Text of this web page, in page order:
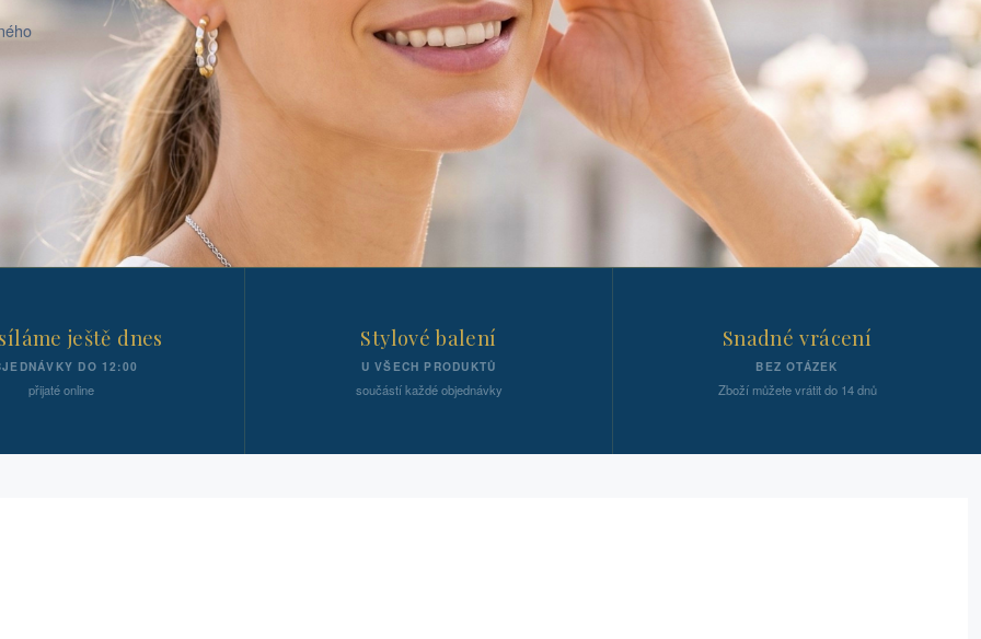
ještě dnes
DO 12:00
přijaté online
Stylové balení
U VŠECH PRODUKTŮ
součástí každé objednávky
Snadné vrácení
BEZ OTÁZEK
Zboží můžete vrátit do 14 dnů